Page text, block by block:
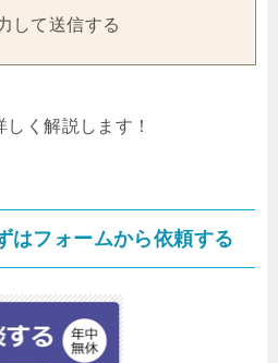
して送信する
く解説します！
はフォームから依頼する